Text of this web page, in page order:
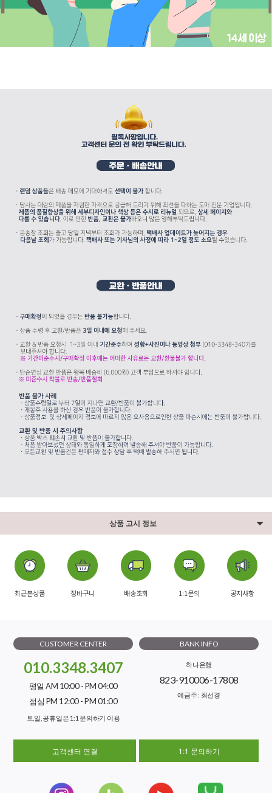
상품 고시 정보
최근본상품 장바구니 배송조회 1:1문의 공지사항
CUSTOMER CENTER
010.3348.3407
평일 AM 10:00 - PM 04:00
점심 PM 12:00 - PM 01:00
토,일, 공휴일은 1:1 문의하기 이용
BANK INFO
하나은행
823-910006-17808
예금주 : 최선경
고객센터 연결 1:1 문의하기